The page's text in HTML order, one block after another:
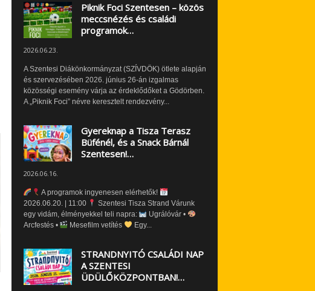
Piknik Foci Szentesen – közös
meccsnézés és családi
programok…
2026.06.23.
A Szentesi Diákönkormányzat (SZÍVDÖK) ötlete alapján
és szervezésében 2026. június 26-án izgalmas
közösségi esemény várja az érdeklődőket a Gödörben.
A „Piknik Foci” névre keresztelt rendezvény...
Gyereknap a Tisza Terasz
Büfénél, és a Snack Bárnál
Szentesen!…
2026.06.16.
A programok ingyenesen elérhetők!
2026.06.20. | 11:00
Szentesi Tisza Strand Várunk
egy vidám, élményekkel teli napra:
Ugrálóvár •
Arcfestés •
Mesefilm vetítés Egy...
STRANDNYITÓ CSALÁDI NAP
A SZENTESI
ÜDÜLŐKÖZPONTBAN!…